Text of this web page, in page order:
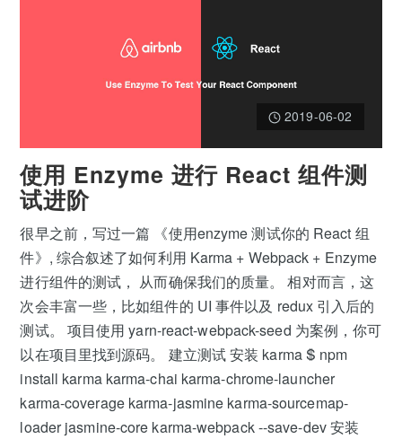
2019-06-02
使用 Enzyme 进行 React 组件测
试进阶
很早之前，写过一篇 《使用enzyme 测试你的 React 组
件》, 综合叙述了如何利用 Karma + Webpack + Enzyme
进行组件的测试， 从而确保我们的质量。 相对而言，这
次会丰富一些，比如组件的 UI 事件以及 redux 引入后的
测试。 项目使用 yarn-react-webpack-seed 为案例，你可
以在项目里找到源码。 建立测试 安装 karma $ npm
install karma karma-chai karma-chrome-launcher
karma-coverage karma-jasmine karma-sourcemap-
loader jasmine-core karma-webpack --save-dev 安装